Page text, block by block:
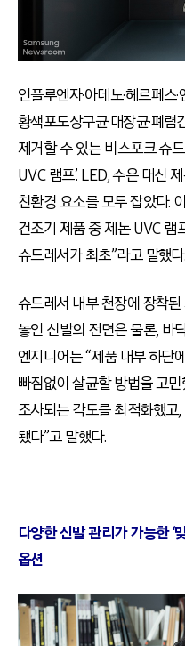
인플루엔자·아데노·헤르페스
황색포도상구균·대장균·폐
제거할 수 있는 비스포크 슈
UVC 램프’. LED, 수은 대신
친환경 요소를 모두 잡았다.
건조기 제품 중 제논 UVC 램
슈드레서가 최초”라고 말했다.
슈드레서 내부 천장에 장착
놓인 신발의 전면은 물론, 바
엔지니어는 “제품 내부 하단
빠짐없이 살균할 방법을 고
조사되는 각도를 최적화했고
됐다”고 말했다.
다양한 신발 관리가 가능한 ‘
옵션